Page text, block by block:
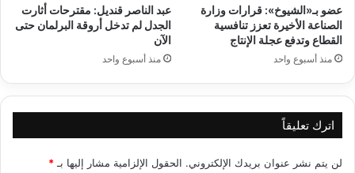
عضو بـ«الشيوخ»: قرارات وزارة
الصناعة الأخيرة تعزز تنافسية
القطاع وتدفع عجلة الإنتاج
منذ أسبوع واحد
عبد الناصر قنديل: مقترحات أثارت
الجدل لم تدخل أروقة البرلمان حتى
الآن
منذ أسبوع واحد
اترك تعليقاً
لن يتم نشر عنوان بريدك الإلكتروني. الحقول الإلزامية مشار إليها بـ*